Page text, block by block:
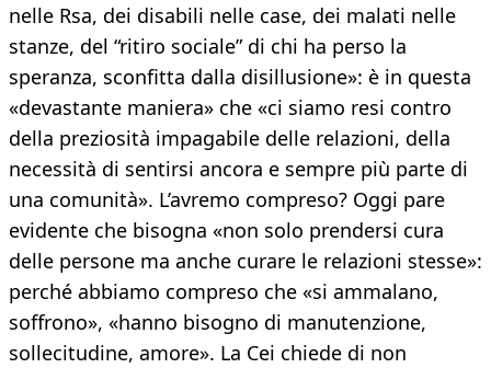
nelle Rsa, dei disabili nelle case, dei malati nelle
stanze, del “ritiro sociale” di chi ha perso la
speranza, sconfitta dalla disillusione»: è in questa
«devastante maniera» che «ci siamo resi contro
della preziosità impagabile delle relazioni, della
necessità di sentirsi ancora e sempre più parte di
una comunità». L’avremo compreso? Oggi pare
evidente che bisogna «non solo prendersi cura
delle persone ma anche curare le relazioni stesse»:
perché abbiamo compreso che «si ammalano,
soffrono», «hanno bisogno di manutenzione,
sollecitudine, amore». La Cei chiede di non